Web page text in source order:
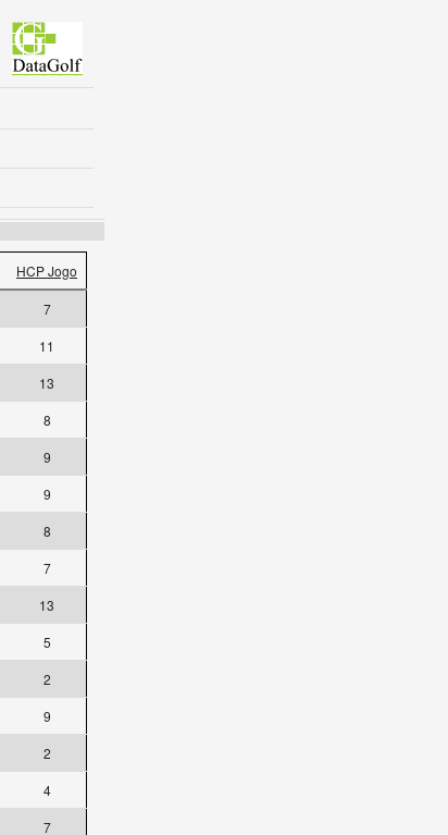
HCP Jogo
7
11
13
8
9
9
8
7
13
5
2
9
2
4
7